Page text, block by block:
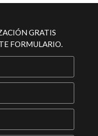
GRATIS
FORMULARIO.